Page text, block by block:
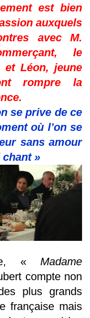
est bien
auxquels
avec M.
le
et Léon, jeune
rompre la
se prive de ce
où l’on se
sans amour
»
« Madame
compte non
plus grands
française mais